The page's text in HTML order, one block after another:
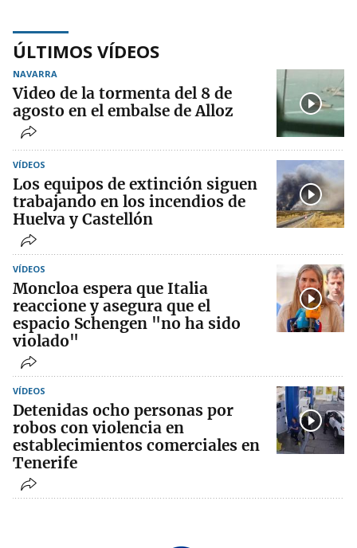
ÚLTIMOS VÍDEOS
NAVARRA
Video de la tormenta del 8 de
agosto en el embalse de Alloz
VÍDEOS
Los equipos de extinción siguen
trabajando en los incendios de
Huelva y Castellón
VÍDEOS
Moncloa espera que Italia
reaccione y asegura que el
espacio Schengen "no ha sido
violado"
VÍDEOS
Detenidas ocho personas por
robos con violencia en
establecimientos comerciales en
Tenerife